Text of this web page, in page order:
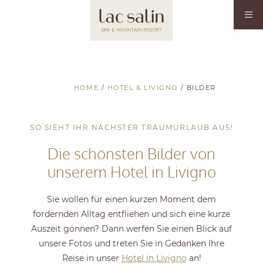
HOME / HOTEL & LIVIGNO / BILDER
SO SIEHT IHR NÄCHSTER TRAUMURLAUB AUS!
Die schönsten Bilder von
unserem Hotel in Livigno
Sie wollen für einen kurzen Moment dem
fordernden Alltag entfliehen und sich eine kurze
Auszeit gönnen? Dann werfen Sie einen Blick auf
unsere Fotos und treten Sie in Gedanken Ihre
Reise in unser Hotel in Livigno an!